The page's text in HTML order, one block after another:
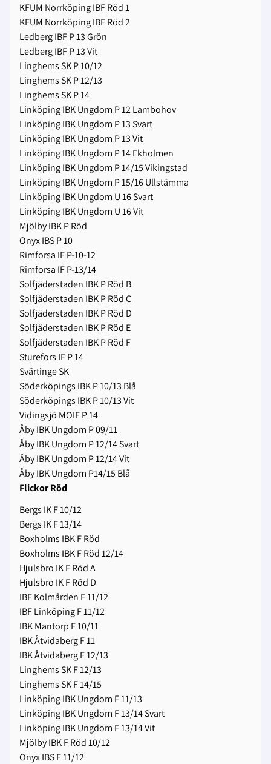
KFUM Norrköping IBF Röd 1
KFUM Norrköping IBF Röd 2
Ledberg IBF P 13 Grön
Ledberg IBF P 13 Vit
Linghems SK P 10/12
Linghems SK P 12/13
Linghems SK P 14
Linköping IBK Ungdom P 12 Lambohov
Linköping IBK Ungdom P 13 Svart
Linköping IBK Ungdom P 13 Vit
Linköping IBK Ungdom P 14 Ekholmen
Linköping IBK Ungdom P 14/15 Vikingstad
Linköping IBK Ungdom P 15/16 Ullstämma
Linköping IBK Ungdom U 16 Svart
Linköping IBK Ungdom U 16 Vit
Mjölby IBK P Röd
Onyx IBS P 10
Rimforsa IF P-10-12
Rimforsa IF P-13/14
Solfjäderstaden IBK P Röd B
Solfjäderstaden IBK P Röd C
Solfjäderstaden IBK P Röd D
Solfjäderstaden IBK P Röd E
Solfjäderstaden IBK P Röd F
Sturefors IF P 14
Svärtinge SK
Söderköpings IBK P 10/13 Blå
Söderköpings IBK P 10/13 Vit
Vidingsjö MOIF P 14
Åby IBK Ungdom P 09/11
Åby IBK Ungdom P 12/14 Svart
Åby IBK Ungdom P 12/14 Vit
Åby IBK Ungdom P14/15 Blå
Flickor Röd
Bergs IK F 10/12
Bergs IK F 13/14
Boxholms IBK F Röd
Boxholms IBK F Röd 12/14
Hjulsbro IK F Röd A
Hjulsbro IK F Röd D
IBF Kolmården F 11/12
IBF Linköping F 11/12
IBK Mantorp F 10/11
IBK Åtvidaberg F 11
IBK Åtvidaberg F 12/13
Linghems SK F 12/13
Linghems SK F 14/15
Linköping IBK Ungdom F 11/13
Linköping IBK Ungdom F 13/14 Svart
Linköping IBK Ungdom F 13/14 Vit
Mjölby IBK F Röd 10/12
Onyx IBS F 11/12